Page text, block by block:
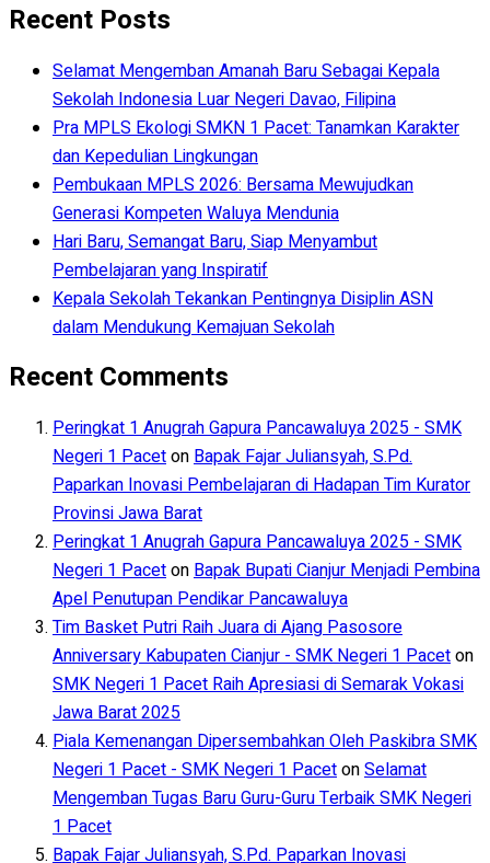
Recent Posts
Selamat Mengemban Amanah Baru Sebagai Kepala
Sekolah Indonesia Luar Negeri Davao, Filipina
Pra MPLS Ekologi SMKN 1 Pacet: Tanamkan Karakter
dan Kepedulian Lingkungan
Pembukaan MPLS 2026: Bersama Mewujudkan
Generasi Kompeten Waluya Mendunia
Hari Baru, Semangat Baru, Siap Menyambut
Pembelajaran yang Inspiratif
Kepala Sekolah Tekankan Pentingnya Disiplin ASN
dalam Mendukung Kemajuan Sekolah
Recent Comments
Peringkat 1 Anugrah Gapura Pancawaluya 2025 - SMK
Negeri 1 PacetonBapak Fajar Juliansyah, S.Pd.
Paparkan Inovasi Pembelajaran di Hadapan Tim Kurator
Provinsi Jawa Barat
Peringkat 1 Anugrah Gapura Pancawaluya 2025 - SMK
Negeri 1 PacetonBapak Bupati Cianjur Menjadi Pembina
Apel Penutupan Pendikar Pancawaluya
Tim Basket Putri Raih Juara di Ajang Pasosore
Anniversary Kabupaten Cianjur - SMK Negeri 1 Paceton
SMK Negeri 1 Pacet Raih Apresiasi di Semarak Vokasi
Jawa Barat 2025
Piala Kemenangan Dipersembahkan Oleh Paskibra SMK
Negeri 1 Pacet - SMK Negeri 1 PacetonSelamat
Mengemban Tugas Baru Guru-Guru Terbaik SMK Negeri
1 Pacet
Bapak Fajar Juliansyah, S.Pd. Paparkan Inovasi